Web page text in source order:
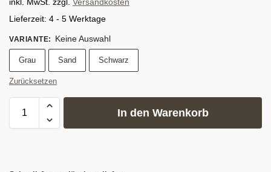
inkl. MwSt. zzgl. Versandkosten
Lieferzeit: 4 - 5 Werktage
VARIANTE: Keine Auswahl
Grau Sand Schwarz
Zurücksetzen
In den Warenkorb